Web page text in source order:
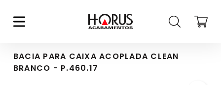
BACIA PARA CAIXA ACOPLADA CLEAN
BRANCO - P.460.17